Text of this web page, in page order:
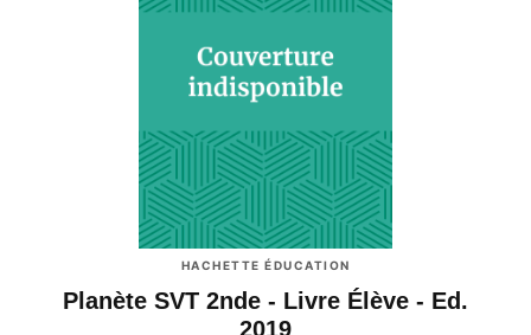
HACHETTE ÉDUCATION
Planète SVT 2nde - Livre Élève - Ed.
2019